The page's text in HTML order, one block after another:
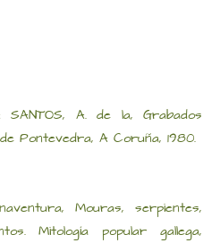
SANTOS, A. de la, Grabados
Pontevedra, A Coruña, 1980.
Mouras, serpientes,
Mitología popular gallega,